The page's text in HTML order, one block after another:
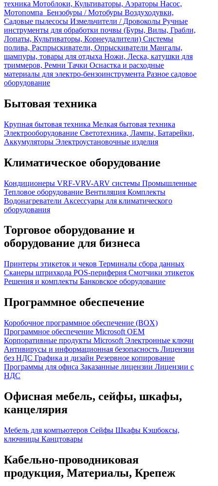
техника Мотоблоки, Культиваторы, Аэраторы Насос,
Мотопомпа Бензобуры / Мотобуры Воздуходувки,
Садовые пылесосы Измельчители / Дровоколы Ручные
инструменты для обработки почвы (Буры, Вилы, Грабли,
Лопаты, Культиваторы, Корнеудалители) Системы
полива, Распрыскиватели, Опрыскиватели Мангалы,
шампуры, товары для отдыха Ножи, Леска, катушки для
триммеров, Ремни Тачки Оснастка и расходные
материалы для электро-бензоинструмента Разное садовое
оборудование
Бытовая техника
Крупная бытовая техника Мелкая бытовая техника
Электрооборудование Светотехника, Лампы, Батарейки,
Аккумуляторы Электроустановочные изделия
Климатическое оборудование
Кондиционеры VRF-VRV-ARV системы Промышленные
Тепловое оборудование Вентиляция Комплекты
Водонагреватели Аксессуары для климатического
оборудования
Торговое оборудование и
оборудование для бизнеса
Принтеры этикеток и чеков Терминалы сбора данных
Сканеры штрихкода POS-периферия Смотчики этикеток
Решения и комплекты Банковское оборудование
Программное обеспечение
Коробочное программное обеспечение (BOX)
Программное обеспечение Microsoft OEM
Корпоративные продукты Microsoft Электронные ключи
Антивирусы и информационная безопасность Лицензии
без НДС Графика и дизайн Резервное копирование
Программы для офиса Заказанные лицензии Лицензии с
НДС
Офисная мебель, сейфы, шкафы,
канцелярия
Мебель для компьютеров Сейфы Шкафы Кэшбоксы,
ключницы Канцтовары
Кабельно-проводниковая
продукция, Материалы, Крепеж